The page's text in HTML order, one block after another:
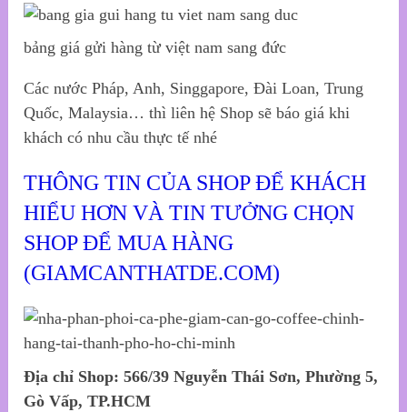
bảng giá gửi hàng từ việt nam sang đức
Các nước Pháp, Anh, Singgapore, Đài Loan, Trung
Quốc, Malaysia… thì liên hệ Shop sẽ báo giá khi
khách có nhu cầu thực tế nhé
THÔNG TIN CỦA SHOP ĐỂ KHÁCH
HIỂU HƠN VÀ TIN TƯỞNG CHỌN
SHOP ĐỂ MUA HÀNG
(GIAMCANTHATDE.COM)
Địa chỉ Shop: 566/39 Nguyễn Thái Sơn, Phường 5,
Gò Vấp, TP.HCM